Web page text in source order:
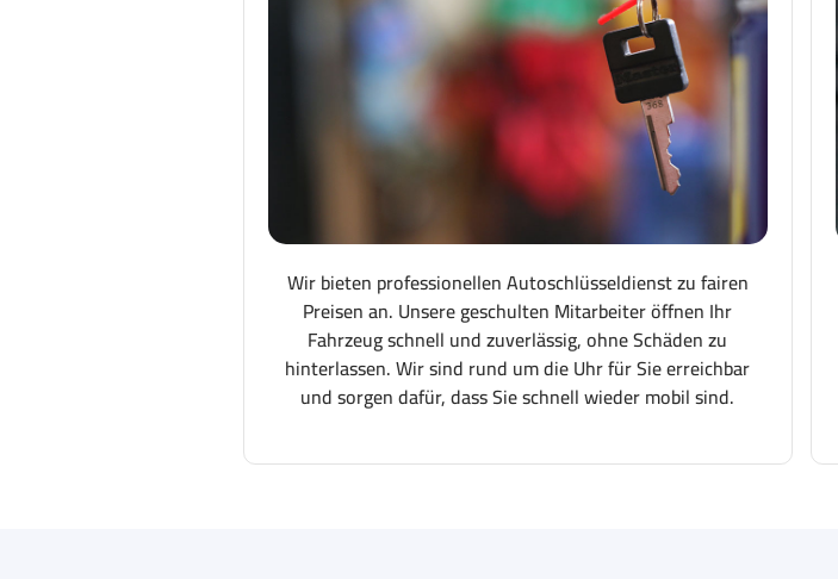
Wir bieten professionellen Autoschlüsseldienst zu fairen
Preisen an. Unsere geschulten Mitarbeiter öffnen Ihr
Fahrzeug schnell und zuverlässig, ohne Schäden zu
hinterlassen. Wir sind rund um die Uhr für Sie erreichbar
und sorgen dafür, dass Sie schnell wieder mobil sind.